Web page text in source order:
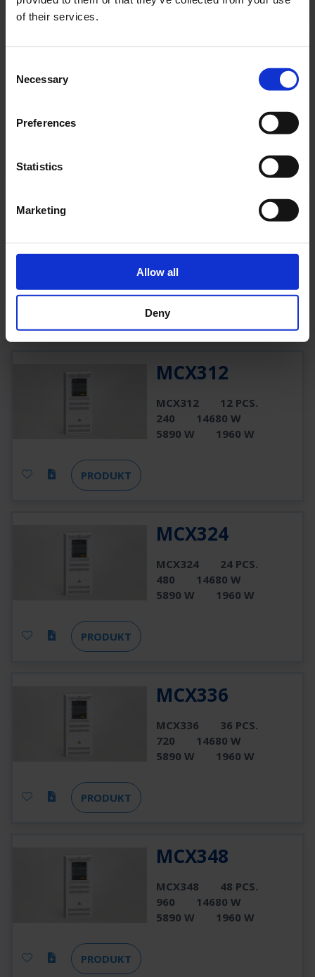
of their services.
Selection
Necessary
Preferences
Statistics
Marketing
Allow all
Deny
MCX248
1200
10190 W
3730 W
MCX312
MCX312
12 PCS.
240
14680 W
5890 W
1960 W
PRODUKT
MCX324
MCX324
24 PCS.
480
14680 W
5890 W
1960 W
PRODUKT
MCX336
MCX336
36 PCS.
720
14680 W
5890 W
1960 W
PRODUKT
MCX348
MCX348
48 PCS.
960
14680 W
5890 W
1960 W
PRODUKT